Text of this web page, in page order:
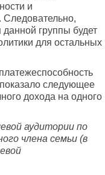
и
группы будет
для остальных
следующее
дохода на одного
аудитории по
члена семьи (в